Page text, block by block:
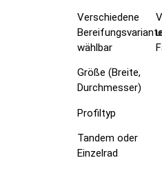
Verschiedene
wählbar
Größe (Breite,
Durchmesser)
Profiltyp
Tandem oder
Einzelrad